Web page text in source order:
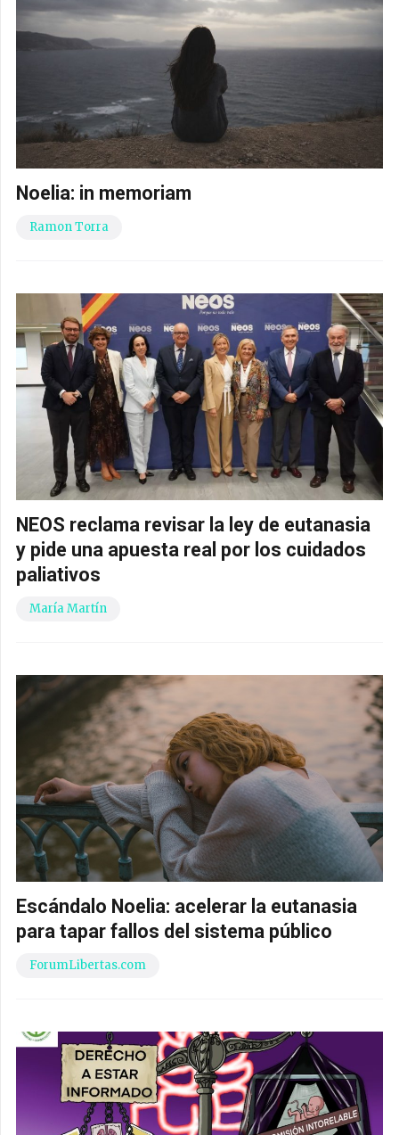
Noelia: in memoriam
Ramon Torra
NEOS reclama revisar la ley de eutanasia
y pide una apuesta real por los cuidados
paliativos
María Martín
Escándalo Noelia: acelerar la eutanasia
para tapar fallos del sistema público
ForumLibertas.com